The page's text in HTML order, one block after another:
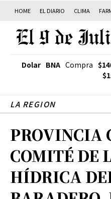
HOME EL DIARIO CLIMA
Dolar BNA Compra
LA REGION
PROVINCIA
COMITÉ DE
HÍDRICA